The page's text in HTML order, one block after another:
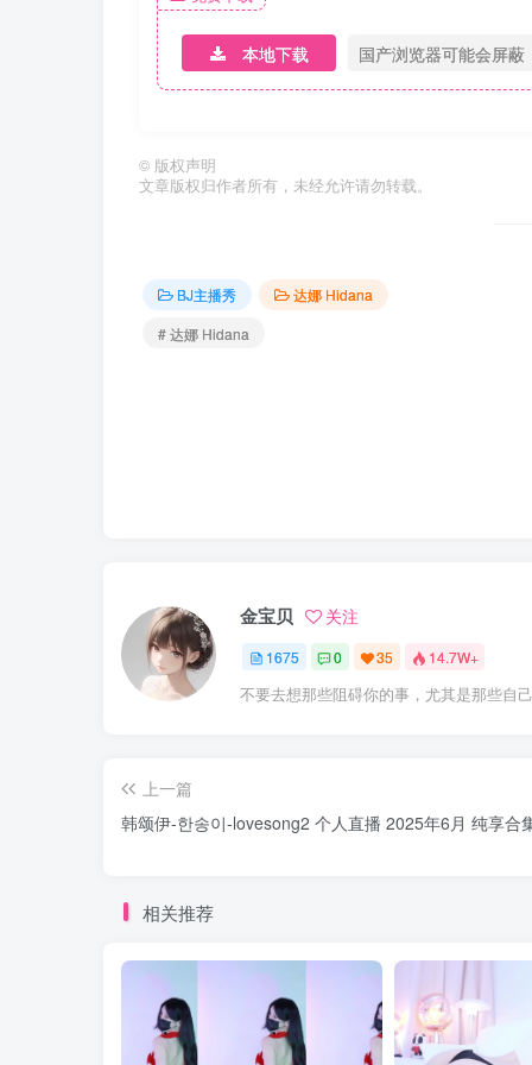
本地下载 国产浏览器可能会屏
© 版权声明
文章版权归作者所有，未经允许请勿转载。
BJ主播秀
达娜 Hidana
# 达娜 Hidana
金宝贝 关注
1675 0 35 14.7W+
不要去想那些阻碍你的事，尤其是那些自
上一篇
韩颂伊-한송이-lovesong2 个人直播 2025年6月 纯享合
相关推荐